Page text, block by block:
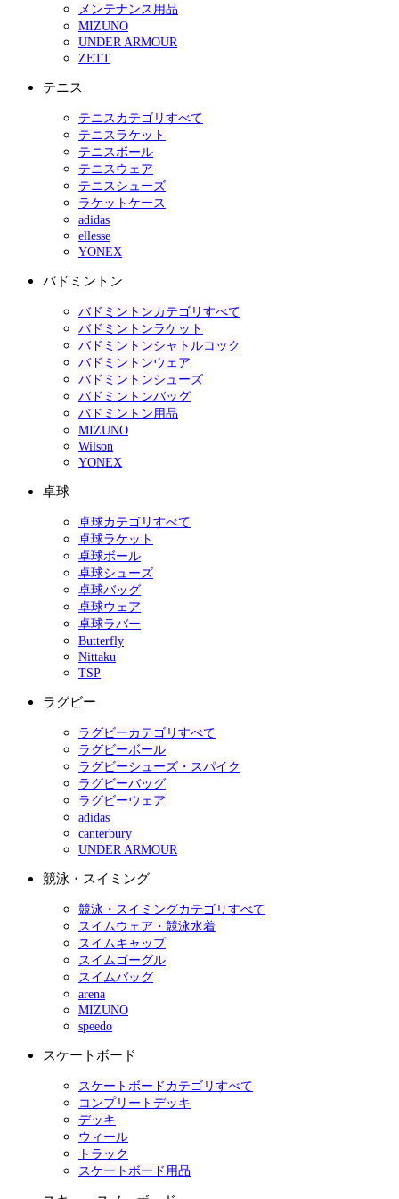
メンテナンス用品
MIZUNO
UNDER ARMOUR
ZETT
テニス
テニスカテゴリすべて
テニスラケット
テニスボール
テニスウェア
テニスシューズ
ラケットケース
adidas
ellesse
YONEX
バドミントン
バドミントンカテゴリすべて
バドミントンラケット
バドミントンシャトルコック
バドミントンウェア
バドミントンシューズ
バドミントンバッグ
バドミントン用品
MIZUNO
Wilson
YONEX
卓球
卓球カテゴリすべて
卓球ラケット
卓球ボール
卓球シューズ
卓球バッグ
卓球ウェア
卓球ラバー
Butterfly
Nittaku
TSP
ラグビー
ラグビーカテゴリすべて
ラグビーボール
ラグビーシューズ・スパイク
ラグビーバッグ
ラグビーウェア
adidas
canterbury
UNDER ARMOUR
競泳・スイミング
競泳・スイミングカテゴリすべて
スイムウェア・競泳水着
スイムキャップ
スイムゴーグル
スイムバッグ
arena
MIZUNO
speedo
スケートボード
スケートボードカテゴリすべて
コンプリートデッキ
デッキ
ウィール
トラック
スケートボード用品